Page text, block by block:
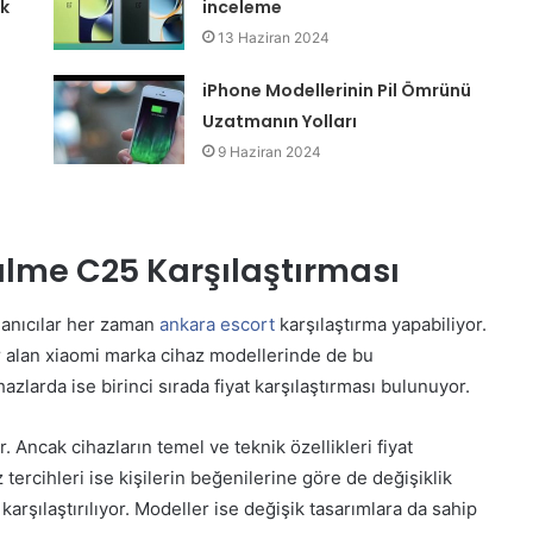
inceleme
13 Haziran 2024
iPhone Modellerinin Pil Ömrünü
Uzatmanın Yolları
9 Haziran 2024
C25 Karşılaştırması
her zaman ankara escort karşılaştırma yapabiliyor.
alan xiaomi marka cihaz modellerinde de bu
ise birinci sırada fiyat karşılaştırması bulunuyor.
Ancak cihazların temel ve teknik özellikleri fiyat
ise kişilerin beğenilerine göre de değişiklik
Modeller ise değişik tasarımlara da sahip